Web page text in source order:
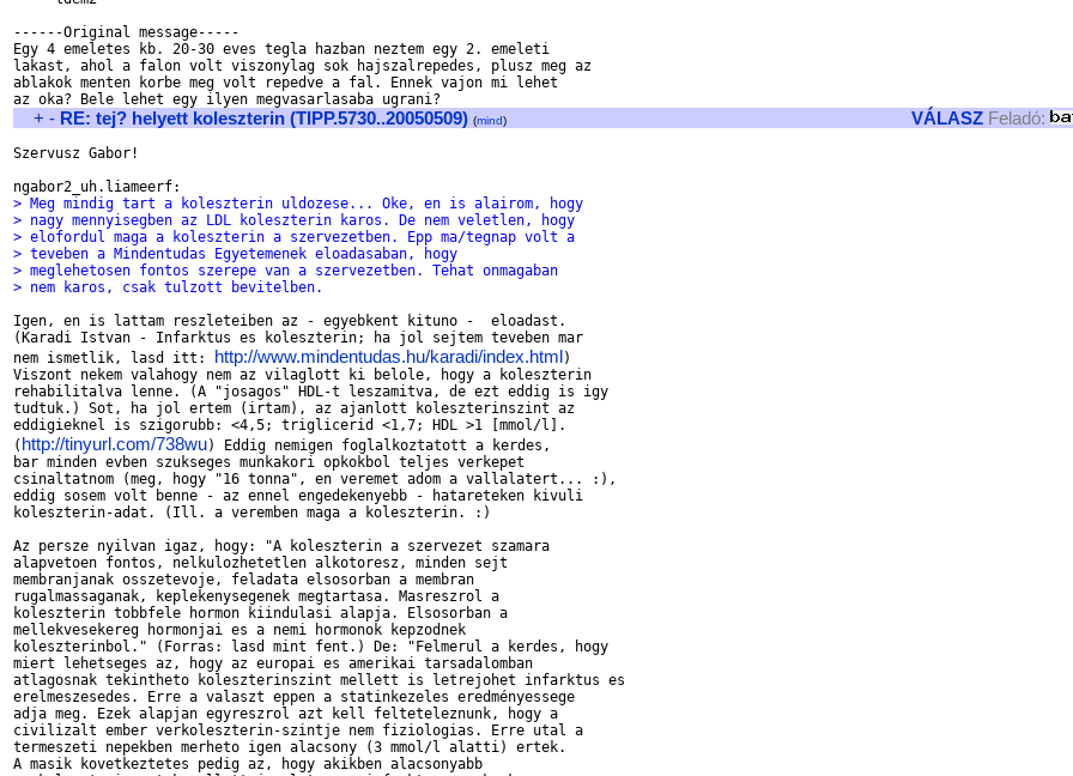
------Original message-----
Egy 4 emeletes kb. 20-30 eves tegla hazban neztem egy 2. emeleti
lakast, ahol a falon volt viszonylag sok hajszalrepedes, plusz meg az
ablakok menten korbe meg volt repedve a fal. Ennek vajon mi lehet
+ - RE: tej? helyett koleszterin (TIPP.5730..20050509) (mind) VÁLASZ Feladó:
Szervusz Gabor!
> Meg mindig tart a koleszterin uldozese... Oke, en is alairom, hogy
> nagy mennyisegben az LDL koleszterin karos. De nem veletlen, hogy
> elofordul maga a koleszterin a szervezetben. Epp ma/tegnap volt a
> teveben a Mindentudas Egyetemenek eloadasaban, hogy
> meglehetosen fontos szerepe van a szervezetben. Tehat onmagaban
> nem karos, csak tulzott bevitelben.
Igen, en is lattam reszleteiben az - egyebkent kituno -  eloadast.
(Karadi Istvan - Infarktus es koleszterin; ha jol sejtem teveben mar
nem ismetlik, lasd itt: http://www.mindentudas.hu/karadi/index.html)
Viszont nekem valahogy nem az vilaglott ki belole, hogy a koleszterin
rehabilitalva lenne. (A "josagos" HDL-t leszamitva, de ezt eddig is igy
tudtuk.) Sot, ha jol ertem (irtam), az ajanlott koleszterinszint az
eddigieknel is szigorubb: <4,5; triglicerid <1,7; HDL >1 [mmol/l].
( http://tinyurl.com/738wu) Eddig nemigen foglalkoztatott a kerdes,
bar minden evben szukseges munkakori opkokbol teljes verkepet
csinaltatnom (meg, hogy "16 tonna", en veremet adom a vallalatert... :),
eddig sosem volt benne - az ennel engedekenyebb - hatareteken kivuli
koleszterin-adat. (Ill. a veremben maga a koleszterin. :)
Az persze nyilvan igaz, hogy: "A koleszterin a szervezet szamara
alapvetoen fontos, nelkulozhetetlen alkotoresz, minden sejt
membranjanak osszetevoje, feladata elsosorban a membran
rugalmassaganak, keplekenysegenek megtartasa. Masreszrol a
koleszterin tobbfele hormon kiindulasi alapja. Elsosorban a
mellekvesekereg hormonjai es a nemi hormonok kepzodnek
koleszterinbol." (Forras: lasd mint fent.) De: "Felmerul a kerdes, hogy
miert lehetseges az, hogy az europai es amerikai tarsadalomban
atlagosnak tekintheto koleszterinszint mellett is letrejohet infarktus es
erelmeszesedes. Erre a valaszt eppen a statinkezeles eredményessege
adja meg. Ezek alapjan egyreszrol azt kell felteteleznunk, hogy a
civilizalt ember verkoleszterin-szintje nem fiziologias. Erre utal a
termeszeti nepekben merheto igen alacsony (3 mmol/l alatti) ertek.
A masik kovetkeztetes pedig az, hogy akikben alacsonyabb